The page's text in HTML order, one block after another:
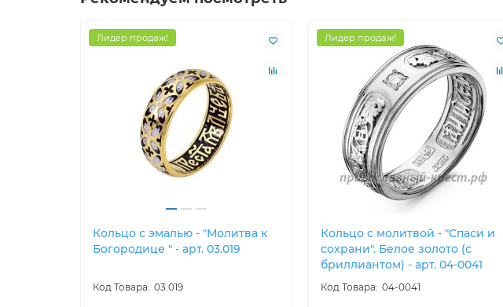
Лидер продаж!
Кольцо с эмалью - "Молитва к
Богородице " - арт. 03.019
03.019
Лидер продаж!
Кольцо с молитвой - "Спаси и
сохрани". Белое золото (с
бриллиантом) - арт. 04-0041
04-0041